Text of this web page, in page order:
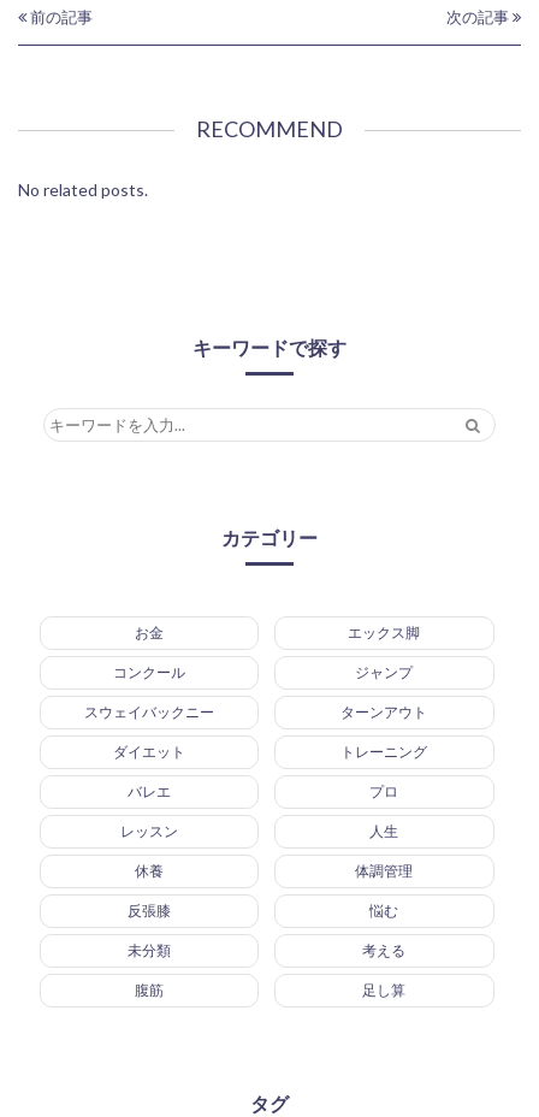
前の記事 次の記事
RECOMMEND
No related posts.
キーワードで探す
カテゴリー
お金 エックス脚
コンクール ジャンプ
スウェイバックニー ターンアウト
ダイエット トレーニング
バレエ プロ
レッスン 人生
休養 体調管理
反張膝 悩む
未分類 考える
腹筋 足し算
タグ